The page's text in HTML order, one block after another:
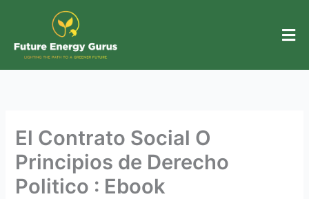
content
El Contrato Social O
Principios de Derecho
Politico : Ebook